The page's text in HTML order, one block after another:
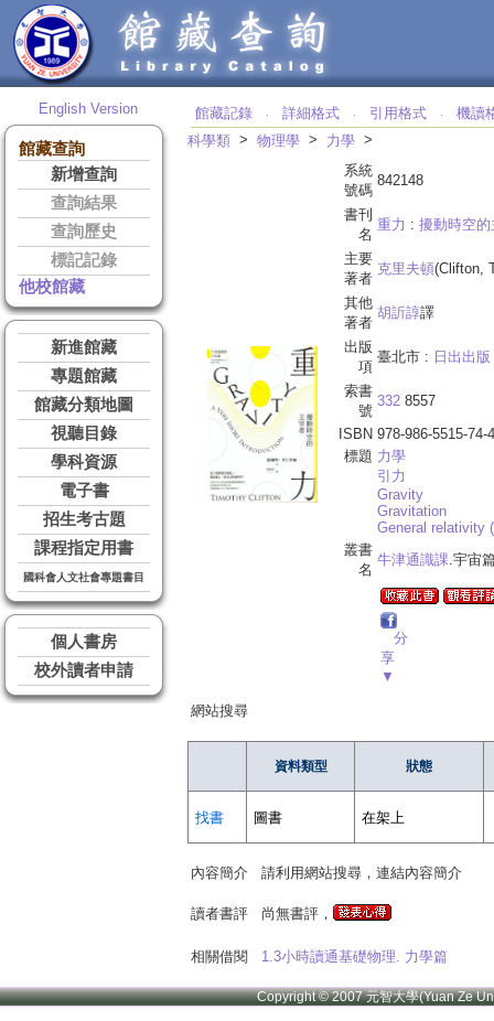
English Version
館藏查詢
新增查詢
查詢結果
查詢歷史
標記記錄
他校館藏
新進館藏
專題館藏
館藏分類地圖
視聽目錄
學科資源
電子書
招生考古題
課程指定用書
國科會人文社會專題書目
個人書房
校外讀者申請
館藏記錄 ‧ 詳細格式 ‧ 引用格式 ‧
機讀
科學類 > 物理學 > 力學 >
系統
號碼
842148
書刊
名
重力 : 擾動時空的
主要
著者
克里夫頓(Clifton,
其他
著者
胡訢諄譯
出版
項
臺北市 : 日出出版
索書
號
332 8557
ISBN 978-986-5515-74-4
標題 力學
引力
Gravity
Gravitation
General relativity
叢書
名
牛津通識課.宇宙
分
享
▼
網站搜尋
資料類型 狀態
找書 圖書 在架上
內容簡介 請利用網站搜尋，連結內容簡介
讀者書評 尚無書評，
相關借閱 1.3小時讀通基礎物理. 力學篇
Copyright © 2007 元智大學(Yuan Ze